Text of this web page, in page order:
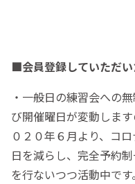
■会員登録していただ
・一般日の練習会への
び開催曜日が変動しま
０２０年６月より、コ
日を減らし、完全予約
を行ないつつ活動中で